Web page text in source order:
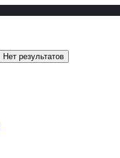
Нет результатов